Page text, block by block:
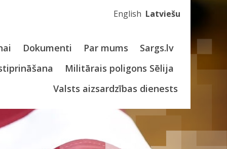
English Latviešu
Dokumenti Par mums
Sargs.lv
Militārais poligons Sēlija
Valsts aizsardzības dienests